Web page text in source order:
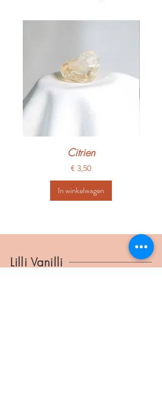
Citrien
Prijs
€ 3,50
In winkelwagen
Lilli Vanilli